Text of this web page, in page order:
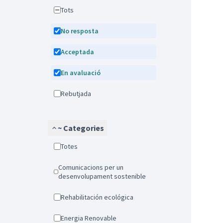
Tots
No resposta
Acceptada
En avaluació
Rebutjada
~ Categories
Totes
Comunicacions per un
desenvolupament sostenible
Rehabilitación ecológica
Energia Renovable